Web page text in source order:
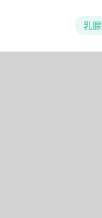
乳